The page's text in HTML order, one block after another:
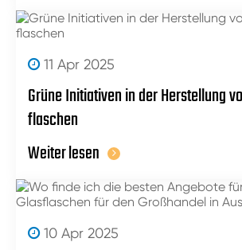
11 Apr 2025
Grüne Initiativen in der Herstellung
flaschen
Weiter lesen
10 Apr 2025